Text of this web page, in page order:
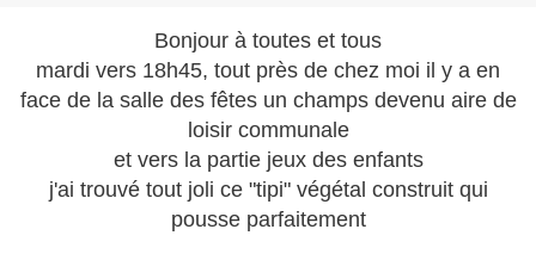
Bonjour à toutes et tous
mardi vers 18h45, tout près de chez moi il y a en
face de la salle des fêtes un champs devenu aire de
loisir communale
et vers la partie jeux des enfants
j'ai trouvé tout joli ce "tipi" végétal construit qui
pousse parfaitement